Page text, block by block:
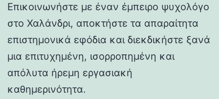
Επικοινωνήστε με έναν έμπειρο ψυχολόγο
στο Χαλάνδρι, αποκτήστε τα απαραίτητα
επιστημονικά εφόδια και διεκδικήστε ξανά
μια επιτυχημένη, ισορροπημένη και
απόλυτα ήρεμη εργασιακή
καθημερινότητα.